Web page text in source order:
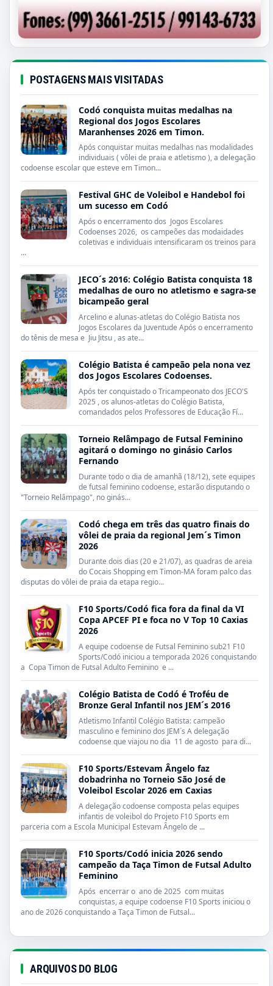
POSTAGENS MAIS VISITADAS
Codó conquista muitas medalhas na
Regional dos Jogos Escolares
Maranhenses 2026 em Timon.
Após conquistar muitas medalhas nas modalidades
individuais ( vôlei de praia e atletismo ), a delegação
codoense escolar que esteve em Timon...
Festival GHC de Voleibol e Handebol foi
um sucesso em Codó
Após o encerramento dos Jogos Escolares
Codoenses 2026, os campeões das modaidades
coletivas e individuais intensificaram os treinos para
...
JECO´s 2016: Colégio Batista conquista 18
medalhas de ouro no atletismo e sagra-se
bicampeão geral
Arcelino e alunas-atletas do Colégio Batista nos
Jogos Escolares da Juventude Após o encerramento
do tênis de mesa e Jiu Jitsu , as ate...
Colégio Batista é campeão pela nona vez
dos Jogos Escolares Codoenses.
Após ter conquistado o Tricampeonato dos JECO'S
2025 , os alunos-atletas do Colégio Batista,
comandados pelos Professores de Educação Fí...
Torneio Relâmpago de Futsal Feminino
agitará o domingo no ginásio Carlos
Fernando
Durante todo o dia de amanhã (18/12), sete equipes
de futsal feminino codoense, estarão disputando o
"Torneio Relâmpago", no ginás...
Codó chega em três das quatro finais do
vôlei de praia da regional Jem´s Timon
2026
Durante dois dias (20 e 21/07), as quadras de areia
do Cocais Shopping em Timon-MA foram palco das
disputas do vôlei de praia da etapa regio...
F10 Sports/Codó fica fora da final da VI
Copa APCEF PI e foca no V Top 10 Caxias
2026
A equipe codoense de Futsal Feminino sub21 F10
Sports/Codó iniciou a temporada 2026 conquistando
a Copa Timon de Futsal Adulto Feminino e ...
Colégio Batista de Codó é Troféu de
Bronze Geral Infantil nos JEM´s 2016
Atletismo Infantil Colégio Batista: campeão
masculino e feminino dos JEM´s A delegação
codoense que viajou no dia 11 de agosto para di...
F10 Sports/Estevam Ângelo faz
dobadrinha no Torneio São José de
Voleibol Escolar 2026 em Caxias
A delegação codoense composta pelas equipes
infantis de voleibol do Projeto F10 Sports em
parceria com a Escola Municipal Estevam Ângelo de ...
F10 Sports/Codó inicia 2026 sendo
campeão da Taça Timon de Futsal Adulto
Feminino
Após encerrar o ano de 2025 com muitas
conquistas, a equipe codoense F10 Sports iniciou o
ano de 2026 conquistando a Taça Timon de Futsal...
ARQUIVOS DO BLOG